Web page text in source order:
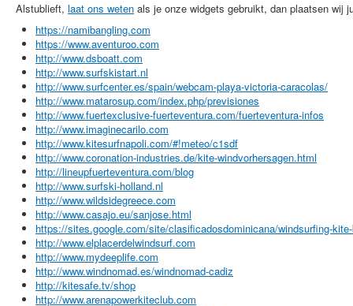
Alstublieft, laat ons weten als je onze widgets gebruikt, dan plaatsen wij
https://namibangling.com
https://www.aventuroo.com
http://www.dsboatt.com
http://www.surfskistart.nl
http://www.surfcenter.es/spain/webcam-playa-victoria-caracolas/
http://www.matarosup.com/index.php/previsiones
http://www.fuertexclusive-fuerteventura.com/fuerteventura-infos
http://www.imaginecarilo.com
http://www.kitesurfnapoli.com/#!meteo/c1sdf
http://www.coronation-industries.de/kite-windvorhersagen.html
http://lineupfuerteventura.com/blog
http://www.surfski-holland.nl
http://www.wildsidegreece.com
http://www.casajo.eu/sanjose.html
https://sites.google.com/site/clasificadosdominicana/windsurfing-
http://www.elplacerdelwindsurf.com
http://www.mydeeplife.com
http://www.windnomad.es/windnomad-cadiz
http://kitesafe.tv/shop
http://www.arenapowerkiteclub.com